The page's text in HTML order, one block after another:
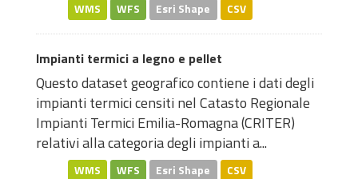
WMS WFS Esri Shape CSV
Impianti termici a legno e pellet
Questo dataset geografico contiene i dati degli
impianti termici censiti nel Catasto Regionale
Impianti Termici Emilia-Romagna (CRITER)
relativi alla categoria degli impianti a...
WMS WFS Esri Shape CSV